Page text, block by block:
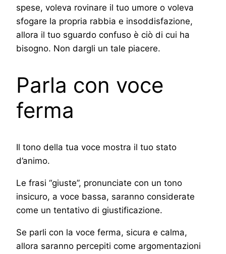
spese, voleva rovinare il tuo umore o voleva
sfogare la propria rabbia e insoddisfazione,
allora il tuo sguardo confuso è ciò di cui ha
bisogno. Non dargli un tale piacere.
Parla con voce
ferma
Il tono della tua voce mostra il tuo stato
d’animo.
Le frasi “giuste”, pronunciate con un tono
insicuro, a voce bassa, saranno considerate
come un tentativo di giustificazione.
Se parli con la voce ferma, sicura e calma,
allora saranno percepiti come argomentazioni